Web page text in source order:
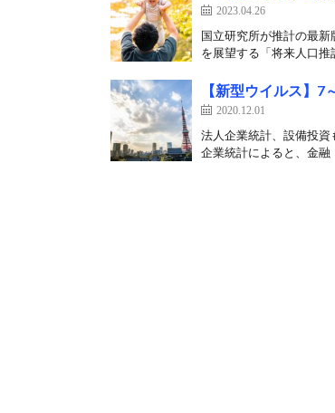
2023.04.26
国立研究所が推計の最
を展望する「将来人口
【新型ウイルス】
2020.12.01
法人企業統計、設備投
企業統計によると、金